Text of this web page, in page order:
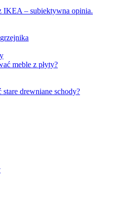
IKEA – subiektywna opinia.
meble z płyty?
drewniane schody?